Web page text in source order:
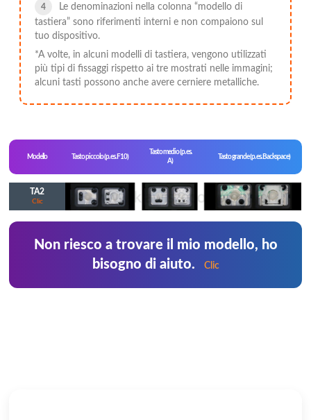
Le denominazioni nella colonna “modello di
tastiera” sono riferimenti interni e non compaiono sul
tuo dispositivo.
*A volte, in alcuni modelli di tastiera, vengono utilizzati
più tipi di fissaggi rispetto ai tre mostrati nelle immagini;
alcuni tasti possono anche avere cerniere metalliche.
Modello Tasto piccolo (p. es. F10)
Tasto medio (p. es.
A)
Tasto grande (p. es. Backspace)
TA2
Clic
Non riesco a trovare il mio modello, ho
bisogno di aiuto.
Clic